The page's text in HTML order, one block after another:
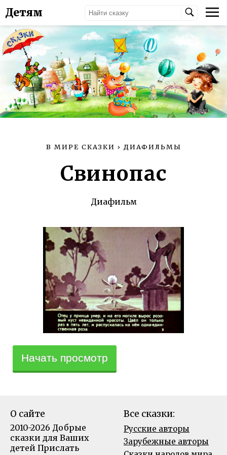
Детям
В МИРЕ СКАЗКИ › ДИАФИЛЬМЫ
Свинопас
Диафильм
Начать просмотр
О сайте
2010-2026 Добрые
сказки для Ваших
детей Прислать
Все сказки:
Русские авторы
Зарубежные авторы